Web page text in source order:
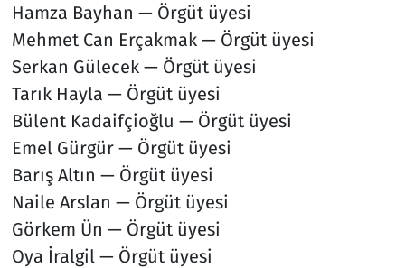
Hamza Bayhan — Örgüt üyesi
Mehmet Can Erçakmak — Örgüt üyesi
Serkan Gülecek — Örgüt üyesi
Tarık Hayla — Örgüt üyesi
Bülent Kadaifçioğlu — Örgüt üyesi
Emel Gürgür — Örgüt üyesi
Barış Altın — Örgüt üyesi
Naile Arslan — Örgüt üyesi
Görkem Ün — Örgüt üyesi
Oya İralgil — Örgüt üyesi